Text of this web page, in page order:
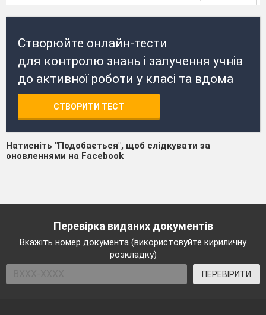
Створюйте онлайн-тести
для контролю знань і залучення учнів
до активної роботи у класі та вдома
СТВОРИТИ ТЕСТ
Натисніть "Подобається", щоб слідкувати за
оновленнями на Facebook
Перевірка виданих документів
Вкажіть номер документа (використовуйте кириличну
розкладку)
ПЕРЕВІРИТИ